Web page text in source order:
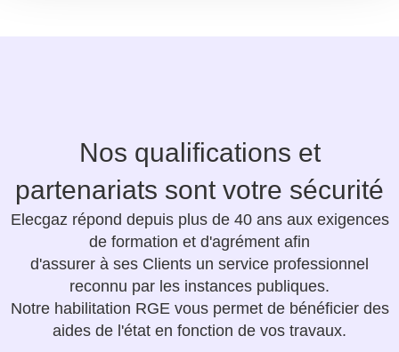
Nos qualifications et
partenariats sont votre sécurité
Elecgaz répond depuis plus de 40 ans aux exigences
de formation et d'agrément afin
d'assurer à ses Clients un service professionnel
reconnu par les instances publiques.
Notre habilitation RGE vous permet de bénéficier des
aides de l'état en fonction de vos travaux.